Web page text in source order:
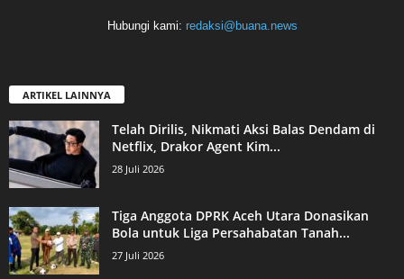
Hubungi kami: redaksi@buana.news
ARTIKEL LAINNYA
Telah Dirilis, Nikmati Aksi Balas Dendam di
Netflix, Drakor Agent Kim...
28 Juli 2026
Tiga Anggota DPRK Aceh Utara Donasikan
Bola untuk Liga Persahabatan Tanah...
27 Juli 2026